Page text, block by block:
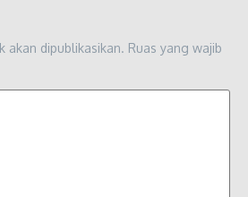
akan dipublikasikan. Ruas yang wajib